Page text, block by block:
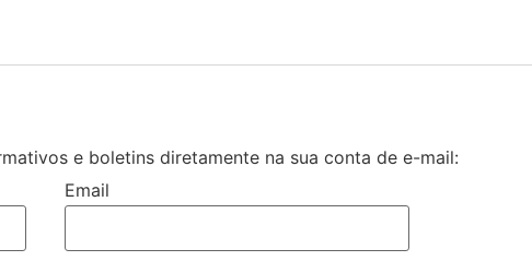
e boletins diretamente na sua conta de e-mail:
Email